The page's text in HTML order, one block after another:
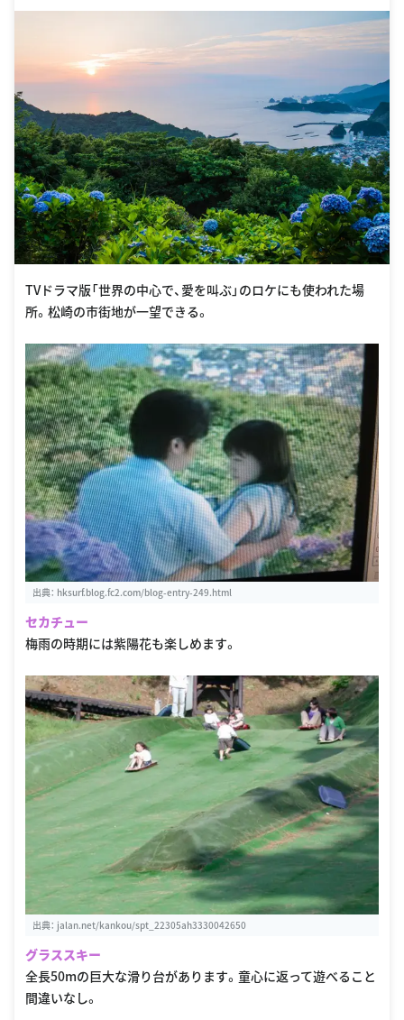
TVドラマ版「世界の中心で、愛を叫ぶ」のロケにも使われた場
所。松崎の市街地が一望できる。
出典： hksurf.blog.fc2.com/blog-entry-249.html
セカチュー
梅雨の時期には紫陽花も楽しめます。
出典： jalan.net/kankou/spt_22305ah3330042650
グラススキー
全長50mの巨大な滑り台があります。童心に返って遊べること
間違いなし。